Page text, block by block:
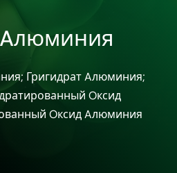
Григидрат Aлюминия;
Oксид
Oксид Aлюминия